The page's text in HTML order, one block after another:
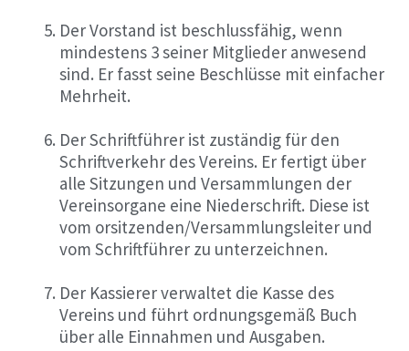
Der Vorstand ist beschlussfähig, wenn
mindestens 3 seiner Mitglieder anwesend
sind. Er fasst seine Beschlüsse mit einfacher
Mehrheit.
Der Schriftführer ist zuständig für den
Schriftverkehr des Vereins. Er fertigt über
alle Sitzungen und Versammlungen der
Vereinsorgane eine Niederschrift. Diese ist
vom orsitzenden/Versammlungsleiter und
vom Schriftführer zu unterzeichnen.
Der Kassierer verwaltet die Kasse des
Vereins und führt ordnungsgemäß Buch
über alle Einnahmen und Ausgaben.